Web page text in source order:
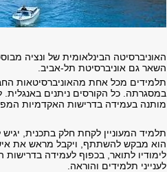
האוניברסיטה הבינלאומית של ונציה
השאר גם אוניברסיטת תל-אביב.
תלמידים מכל אחת מהאוניברסיטאות
במסגרתה. כל הקורסים ניתנים באנגלית.
מותנה בעמידה בדרישות האקדמיות
תלמיד המעוניין לקחת חלק בתכנית,
הוא מבקש להשתתף, ויקבל מראש את
לימודיו לתואר, בכפוף לעמידה
לענייני תלמידים והוראה.